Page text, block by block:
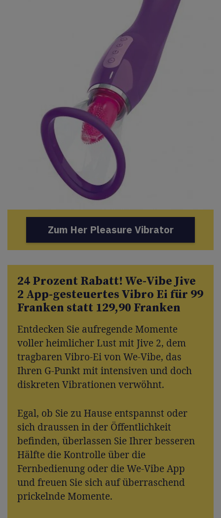
Zum Her Pleasure Vibrator
24 Prozent Rabatt! We-Vibe Jive
2 App-gesteuertes Vibro Ei für 99
Franken statt 129,90 Franken
Entdecken Sie aufregende Momente
voller heimlicher Lust mit Jive 2, dem
tragbaren Vibro-Ei von We-Vibe, das
Ihren G-Punkt mit intensiven und doch
diskreten Vibrationen verwöhnt.
Egal, ob Sie zu Hause entspannst oder
sich draussen in der Öffentlichkeit
befinden, überlassen Sie Ihrer besseren
Hälfte die Kontrolle über die
Fernbedienung oder die We-Vibe App
und freuen Sie sich auf überraschend
prickelnde Momente.